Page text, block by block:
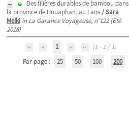
Des filières durables de bambou dans
la province de Houaphan, au Laos/Sara
Melki in La Garance Voyageuse, n°122 (Eté
2018)
1
(1 - 1 / 1)
Par page :
25 50 100 200